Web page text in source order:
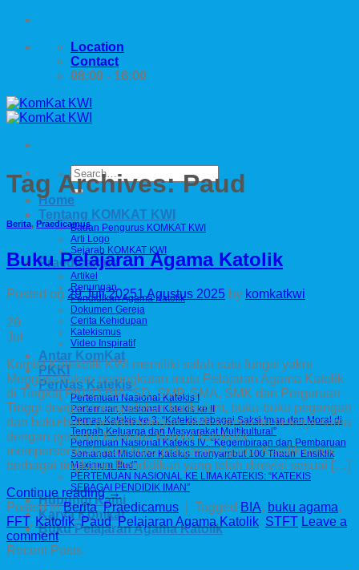
Skip
content
Location
Contact
08:00 - 16:00
Home
Tentang KOMKAT KWI
Badan Pengurus KOMKAT KWI
Arti Logo
Sejarah KOMKAT KWI
Praedicamus
Artikel
Renungan
Pendidikan Agama Katolik
Dokumen Gereja
Cerita Kehidupan
Katekismus
Video Inspiratif
Antar KomKat
PKKI
PerNas Katekis
Pertemuan Nasional Katekis I
Pertemuan Nasional Katekis ke II
Pernas Katekis ke 3: “Katekis sebagai Saksi Iman dan Moral di
Tengah Keluarga dan Masyarakat Multikultural”
Pertemuan Nasional Katekis IV: “Kegembiraan dan Pembaruan
Semangat Misioner Katekis menyambut 100 Thaun Ensiklik
Maximum Illud”
PERTEMUAN NASIONAL KE LIMA KATEKIS: “KATEKIS
SEBAGAI PENDIDIK IMAN”
Hubungi Kami
Karya Komkat
Buku Pelajaran Agama Katolik
Tag Archives:Paud
Berita, Praedicamus
Buku Pelajaran Agama Katolik
Posted on 29 Juli 20251 Agustus 2025 by komkatkwi
29
Jul
Komisi Kateketik KWI memiliki salah satu fungsi yakni
Mengusahakan peningkatan mutu Pelajaran Agama Katolik
di Tingkat PAUD-BIA, SD, SMP, SMA, SMK dan Perguruan
Tinggi dengan mengadakan kurikulum, buku-buku pegangan
dan buku-buku pendampingan. oleh karena itu bekerja sama
dengan penerbit Kanisius Komisi kateketik
mempersembahakan buku pelajaran Agama Katolik untuk
berbagai tingkatan Pendidikan yang telah direvisi sesuai […]
Continue reading→
Posted inBerita,Praedicamus Tagged BIA, buku agama,
FFT, Katolik,Paud,Pelajaran Agama Katolik, STFT Leave a
comment
Recent Posts